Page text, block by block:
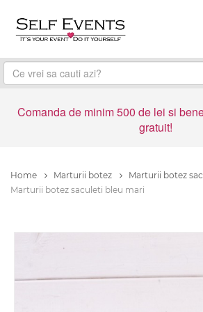
Comanda de minim 500 de lei si
gratuit!
Home Marturii botez
Marturii botez
Marturii botez saculeti bleu mari